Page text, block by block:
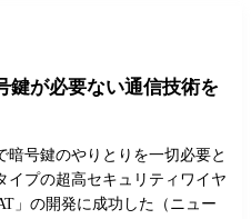
鍵が必要ない通信技術を
暗号鍵のやりとりを一切必要と
イプの超高セキュリティワイヤ
」の開発に成功した（ニュー